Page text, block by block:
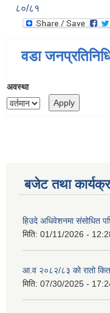
८०/८१
वडा
अवस्था
बजेट तथा
हिउदे अधिवेशनमा संसोधित
मिति: 01/11/2026 -
आ.व २०८२/८३ को रातो
मिति: 07/30/2025 -